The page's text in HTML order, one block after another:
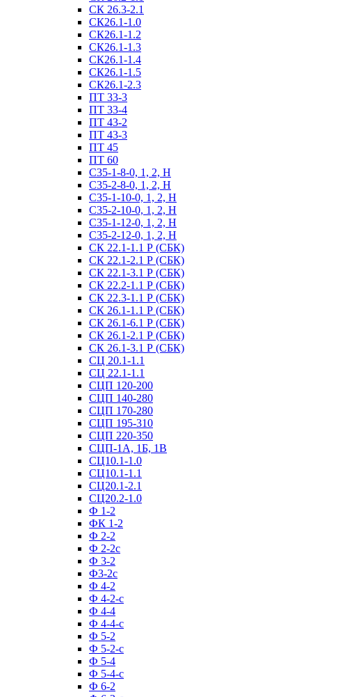
СК 26.3-2.1
СК26.1-1.0
СК26.1-1.2
СК26.1-1.3
СК26.1-1.4
СК26.1-1.5
СК26.1-2.3
ПТ 33-3
ПТ 33-4
ПТ 43-2
ПТ 43-3
ПТ 45
ПТ 60
С35-1-8-0, 1, 2, Н
С35-2-8-0, 1, 2, Н
С35-1-10-0, 1, 2, Н
С35-2-10-0, 1, 2, Н
С35-1-12-0, 1, 2, Н
С35-2-12-0, 1, 2, Н
СК 22.1-1.1 Р (СБК)
СК 22.1-2.1 Р (СБК)
СК 22.1-3.1 Р (СБК)
СК 22.2-1.1 Р (СБК)
СК 22.3-1.1 Р (СБК)
СК 26.1-1.1 Р (СБК)
СК 26.1-6.1 Р (СБК)
СК 26.1-2.1 Р (СБК)
СК 26.1-3.1 Р (СБК)
СЦ 20.1-1.1
СЦ 22.1-1.1
СЦП 120-200
СЦП 140-280
СЦП 170-280
СЦП 195-310
СЦП 220-350
СЦП-1А, 1Б, 1В
СЦ10.1-1.0
СЦ10.1-1.1
СЦ20.1-2.1
СЦ20.2-1.0
Ф 1-2
ФК 1-2
Ф 2-2
Ф 2-2с
Ф 3-2
Ф3-2с
Ф 4-2
Ф 4-2-с
Ф 4-4
Ф 4-4-с
Ф 5-2
Ф 5-2-с
Ф 5-4
Ф 5-4-с
Ф 6-2